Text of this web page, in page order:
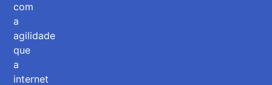
com
a
agilidade
que
a
internet